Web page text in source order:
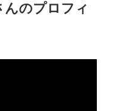
んのプロフィ